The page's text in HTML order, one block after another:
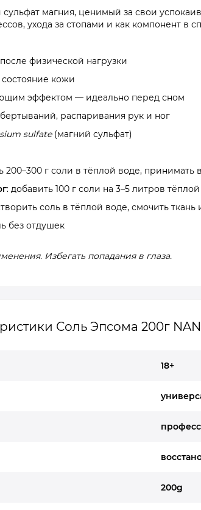
магния, ценимый за свои
ухода за стопами и как компонент в
физической нагрузки
кожи
эффектом — идеально перед сном
распаривания рук и ног
sulfate(магний сульфат)
200–300 г соли в тёплой воде, принимать
: добавить 100 г соли на 3–5 литров
соль в тёплой воде, смочить ткань
без отдушек
Избегать попадания в глаза.
Соль Эпсома 200г
18+
200g